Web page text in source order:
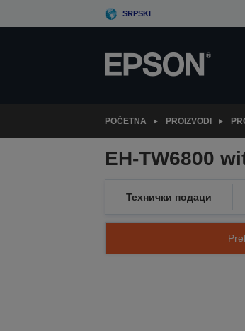
to
SRPSKI
POČETNA PROIZVODI
EH-TW6800
Технички подаци